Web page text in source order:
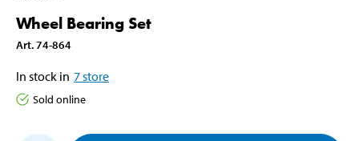
Wheel Bearing Set
Art.74-864
In stock in 7store
Sold online